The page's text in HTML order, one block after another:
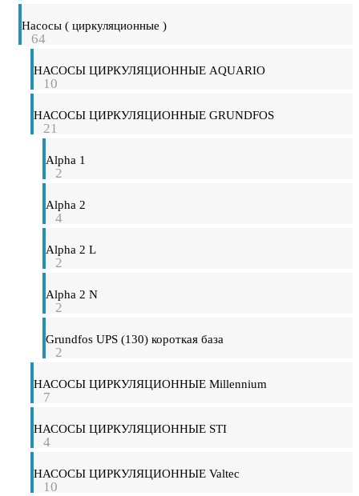
Насосы ( циркуляционные )
64
НАСОСЫ ЦИРКУЛЯЦИОННЫЕ AQUARIO
10
НАСОСЫ ЦИРКУЛЯЦИОННЫЕ GRUNDFOS
21
Alpha 1
2
Alpha 2
4
Alpha 2 L
2
Alpha 2 N
2
Grundfos UPS (130) короткая база
2
НАСОСЫ ЦИРКУЛЯЦИОННЫЕ Millennium
7
НАСОСЫ ЦИРКУЛЯЦИОННЫЕ STI
4
НАСОСЫ ЦИРКУЛЯЦИОННЫЕ Valtec
10